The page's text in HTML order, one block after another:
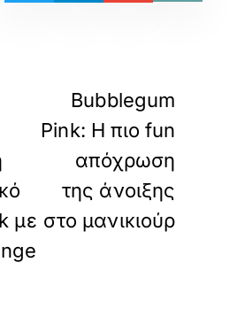
με
Bubblegum
Pink: Η πιο fun
απόχρωση
της άνοιξης
στο μανικιούρ